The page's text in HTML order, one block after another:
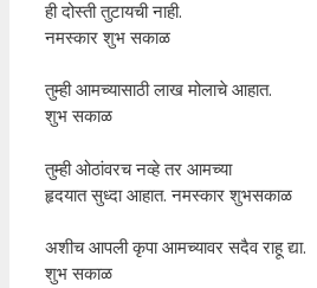
ही दोस्ती तुटायची नाही.
नमस्कार शुभ सकाळ
तुम्ही आमच्यासाठी लाख मोलाचे आहात.
शुभ सकाळ
तुम्ही ओठांवरच नव्हे तर आमच्या
हृदयात सुध्दा आहात. नमस्कार शुभसकाळ
अशीच आपली कृपा आमच्यावर सदैव राहू द्या.
शुभ सकाळ